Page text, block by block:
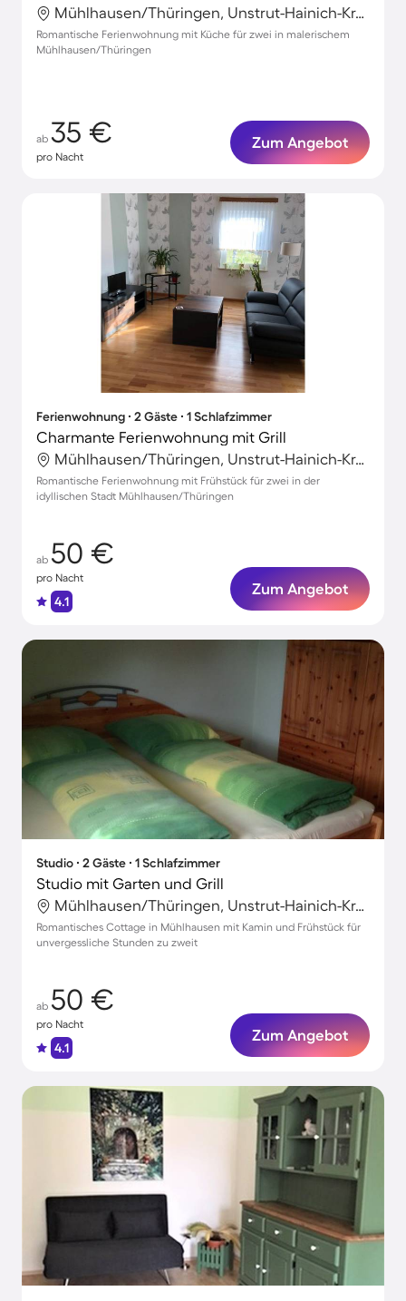
Mühlhausen/Thüringen, Unstrut-Hainich-Kreis, Deutschland
Romantische Ferienwohnung mit Küche für zwei in malerischem
Mühlhausen/Thüringen
ab 35 €
pro Nacht
Zum Angebot
Ferienwohnung ∙ 2 Gäste ∙ 1 Schlafzimmer
Charmante Ferienwohnung mit Grill
Mühlhausen/Thüringen, Unstrut-Hainich-Kreis, Deutschland
Romantische Ferienwohnung mit Frühstück für zwei in der
idyllischen Stadt Mühlhausen/Thüringen
ab 50 €
pro Nacht
4.1
Zum Angebot
Studio ∙ 2 Gäste ∙ 1 Schlafzimmer
Studio mit Garten und Grill
Mühlhausen/Thüringen, Unstrut-Hainich-Kreis, Deutschland
Romantisches Cottage in Mühlhausen mit Kamin und Frühstück für
unvergessliche Stunden zu zweit
ab 50 €
pro Nacht
4.1
Zum Angebot